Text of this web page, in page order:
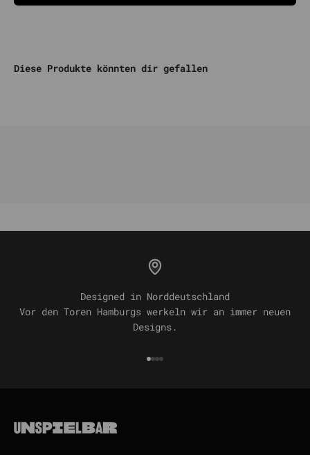
Diese Produkte könnten dir gefallen
Designed in Norddeutschland
Vor den Toren Hamburgs werkeln wir an immer neuen
Designs.
Gehe zu Element 1
Gehe zu Element 2
Gehe zu Element 3
Gehe zu Element 4